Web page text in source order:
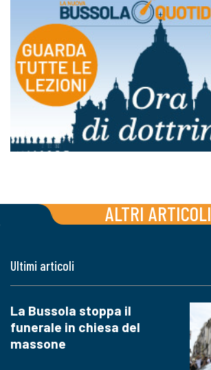
ALTRI ARTICOLI
Ultimi articoli
La Bussola stoppa il
funerale in chiesa del
massone